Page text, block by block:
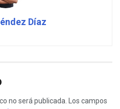
Díaz
no será publicada. Los campos